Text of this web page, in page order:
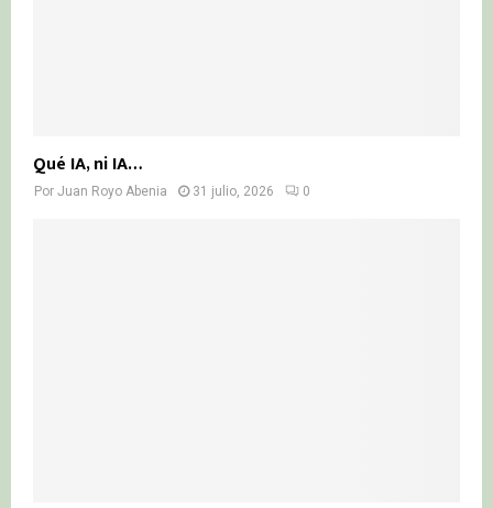
Qué IA, ni IA…
Por Juan Royo Abenia 31 julio, 2026 0